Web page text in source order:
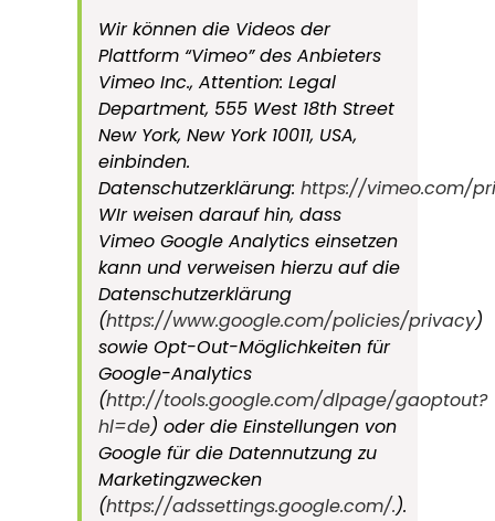
Wir können die Videos der
Plattform “Vimeo” des Anbieters
Vimeo Inc., Attention: Legal
Department, 555 West 18th Street
New York, New York 10011, USA,
einbinden.
Datenschutzerklärung: https://vimeo.com/
WIr weisen darauf hin, dass
Vimeo Google Analytics einsetzen
kann und verweisen hierzu auf die
Datenschutzerklärung
(https://www.google.com/policies/privacy)
sowie Opt-Out-Möglichkeiten für
Google-Analytics
(http://tools.google.com/dlpage/gaoptout?
hl=de) oder die Einstellungen von
Google für die Datennutzung zu
Marketingzwecken
(https://adssettings.google.com/.).